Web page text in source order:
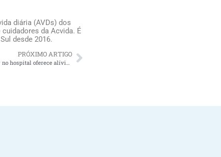
diária (AVDs) dos
da Acvida. É
desde 2016.
PRÓXIMO ARTIGO